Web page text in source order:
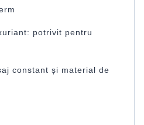
potrivit pentru
constant și material de